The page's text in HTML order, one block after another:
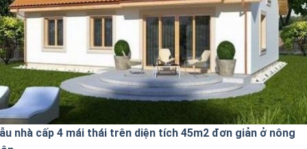
nhà cấp 4 mái thái trên diện tích 45m2 đơn giản ở nông